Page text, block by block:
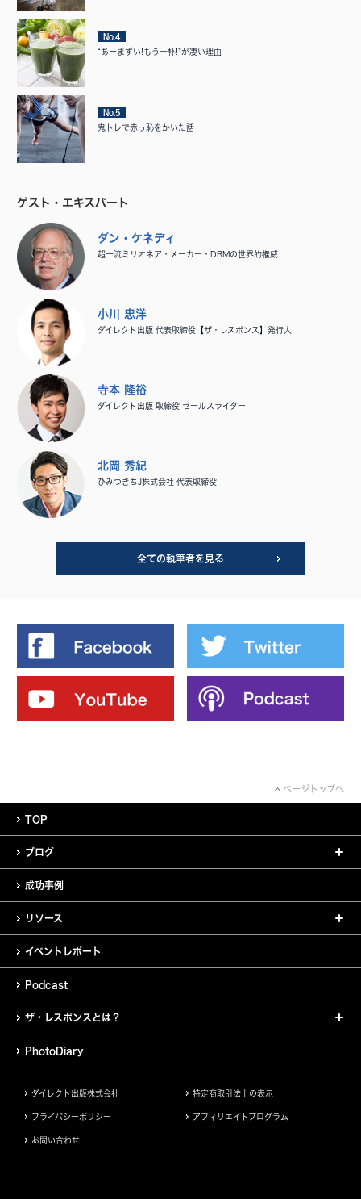
No.4
“あーまずい!もう一杯!”が凄い理由
No.5
鬼トレで赤っ恥をかいた話
ゲスト・エキスパート
ダン・ケネディ
超一流ミリオネア・メーカー・DRMの世界的権威
小川 忠洋
ダイレクト出版 代表取締役【ザ・レスポンス】発行人
寺本 隆裕
ダイレクト出版 取締役 セールスライター
北岡 秀紀
ひみつきちJ株式会社 代表取締役
全ての執筆者を見る
ページトップへ
TOP
ブログ
成功事例
リソース
イベントレポート
Podcast
ザ・レスポンスとは？
PhotoDiary
ダイレクト出版株式会社 特定商取引法上の表示
プライバシーポリシー アフィリエイトプログラム
お問い合わせ